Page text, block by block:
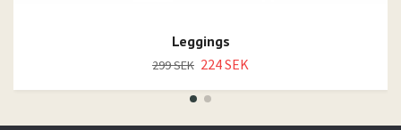
Leggings
299 SEK 224 SEK